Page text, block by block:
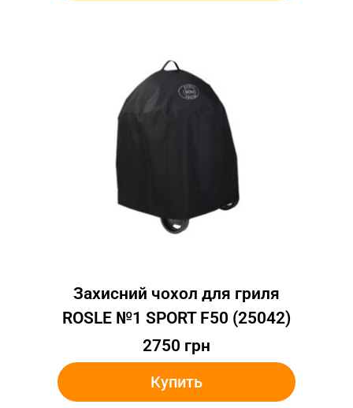
Захисний чохол для гриля
ROSLE №1 SPORT F50 (25042)
2750 грн
Купить